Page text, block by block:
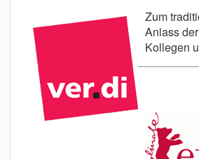
Zum
Anlass
Kollegen